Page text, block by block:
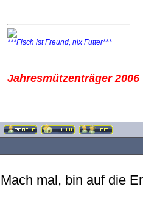
***Fisch ist Freund, nix Futter***
Jahresmützenträger 2006
Mach mal, bin auf die